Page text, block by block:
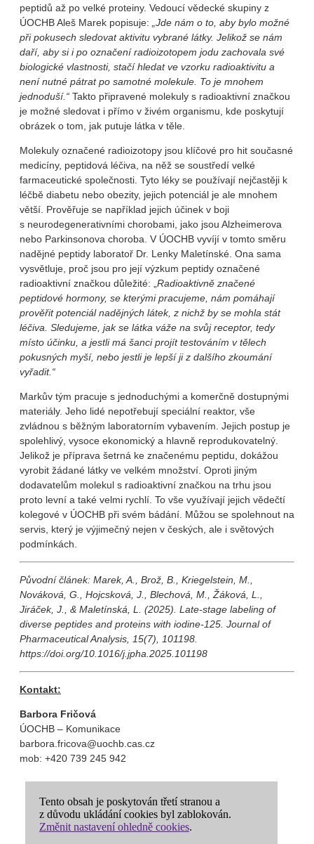
peptidů až po velké proteiny. Vedoucí vědecké skupiny z
ÚOCHB Aleš Marek popisuje: „Jde nám o to, aby bylo možné
při pokusech sledovat aktivitu vybrané látky. Jelikož se nám
daří, aby si i po označení radioizotopem jodu zachovala své
biologické vlastnosti, stačí hledat ve vzorku radioaktivitu a
není nutné pátrat po samotné molekule. To je mnohem
jednoduší.“ Takto připravené molekuly s radioaktivní značkou
je možné sledovat i přímo v živém organismu, kde poskytují
obrázek o tom, jak putuje látka v těle.
Molekuly označené radioizotopy jsou klíčové pro hit současné
medicíny, peptidová léčiva, na něž se soustředí velké
farmaceutické společnosti. Tyto léky se používají nejčastěji k
léčbě diabetu nebo obezity, jejich potenciál je ale mnohem
větší. Prověřuje se například jejich účinek v boji
s neurodegenerativními chorobami, jako jsou Alzheimerova
nebo Parkinsonova choroba. V ÚOCHB vyvíjí v tomto směru
nadějné peptidy laboratoř Dr. Lenky Maletínské. Ona sama
vysvětluje, proč jsou pro její výzkum peptidy označené
radioaktivní značkou důležité: „Radioaktivně značené
peptidové hormony, se kterými pracujeme, nám pomáhají
prověřit potenciál nadějných látek, z nichž by se mohla stát
léčiva. Sledujeme, jak se látka váže na svůj receptor, tedy
místo účinku, a jestli má šanci projít testováním v tělech
pokusných myší, nebo jestli je lepší ji z dalšího zkoumání
vyřadit.“
Markův tým pracuje s jednoduchými a komerčně dostupnými
materiály. Jeho lidé nepotřebují speciální reaktor, vše
zvládnou s běžným laboratorním vybavením. Jejich postup je
spolehlivý, vysoce ekonomický a hlavně reprodukovatelný.
Jelikož je příprava šetrná ke značenému peptidu, dokážou
vyrobit žádané látky ve velkém množství. Oproti jiným
dodavatelům molekul s radioaktivní značkou na trhu jsou
proto levní a také velmi rychlí. To vše využívají jejich vědečtí
kolegové v ÚOCHB při svém bádání. Můžou se spolehnout na
servis, který je výjimečný nejen v českých, ale i světových
podmínkách.
Původní článek: Marek, A., Brož, B., Kriegelstein, M.,
Nováková, G., Hojcsková, J., Blechová, M., Žáková, L.,
Jiráček, J., & Maletínská, L. (2025). Late-stage labeling of
diverse peptides and proteins with iodine-125. Journal of
Pharmaceutical Analysis, 15(7), 101198.
https://doi.org/10.1016/j.jpha.2025.101198
Kontakt:
Barbora Fričová
ÚOCHB – Komunikace
barbora.fricova@uochb.cas.cz
mob: +420 739 245 942